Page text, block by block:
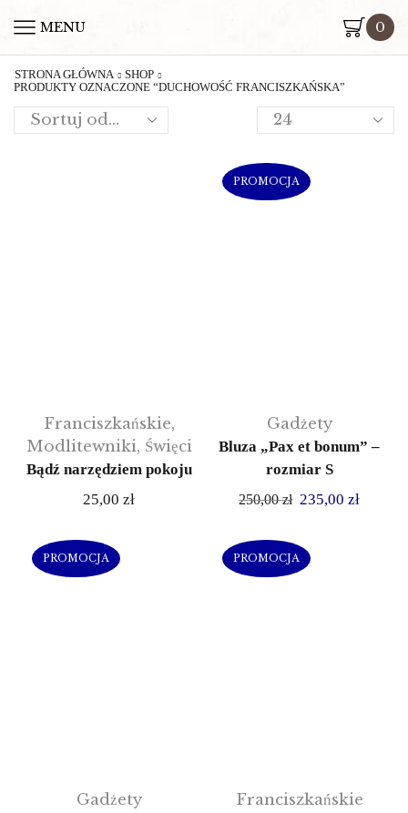
MENU 0
STRONA GŁÓWNA
SHOP
PRODUKTY OZNACZONE “DUCHOWOŚĆ FRANCISZKAŃSKA”
Franciszkańskie,
Modlitewniki, Święci
Bądź narzędziem pokoju
25,00 zł
PROMOCJA
Gadżety
Bluza „Pax et bonum” –
rozmiar S
250,00zł 235,00 zł
PROMOCJA
Gadżety
PROMOCJA
Franciszkańskie